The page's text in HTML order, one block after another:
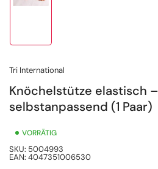
Tri International
Knöchelstütze elastisch
selbstanpassend (1 Paar)
VORRÄTIG
SKU: 5004993
EAN: 4047351006530